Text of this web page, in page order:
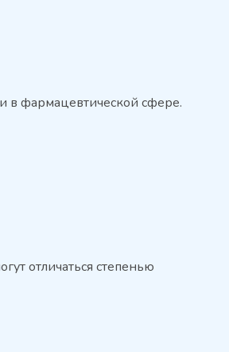
в фармацевтической сфере.
отличаться степенью